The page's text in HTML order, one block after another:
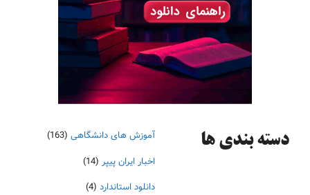
دسته‌ بندی ها آموزش های دانشگاهی (163)
اخبار ایران پیپر (14)
دانلود استاندارد (4)